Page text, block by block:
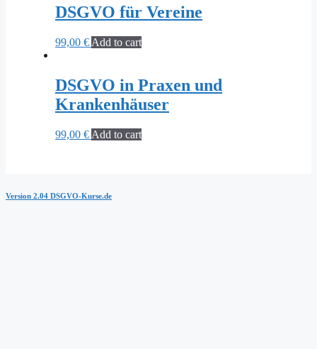
99,00 €.98,00 €.
DSGVO für Vereine
99,00 € Add to cart
DSGVO in Praxen und
Krankenhäuser
99,00 € Add to cart
Version 2.04 DSGVO-Kurse.de